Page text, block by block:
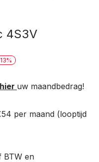
4S3V
13%
hier uw maandbedrag!
per maand (looptijd
BTW en